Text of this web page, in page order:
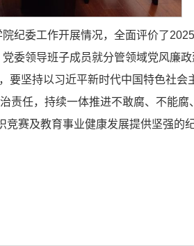
纪委工作开展情况，全面评价了
委领导班子成员就分管领域党风廉政
坚持以习近平新时代中国特色社
任，持续一体推进不敢腐、不能
赛及教育事业健康发展提供坚强的纪